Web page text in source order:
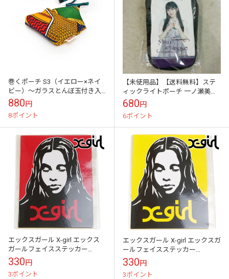
巻くポーチ S3（イエロー×ネイ
ビー）～ガラスとんぼ玉付き入
れる物を選ばないヒモ巻き仕様
乗車カードケース・アクセサリ
ー収納に
880円
8ポイント
【未使用品】【送料無料】ステ
ィックライトポーチ 一ノ瀬美空
※メール便でお送りします【代
引き不可】
680円
6ポイント
エックスガール X-girl エックス
ガールフェイスステッカー
[105253054026 FW25] X-girl
FACE S...
330円
3ポイント
エックスガール X-girl エックスガ
ールフェイスステッカー
[105253054026 FW25] X-girl FACE
S...
330円
3ポイント